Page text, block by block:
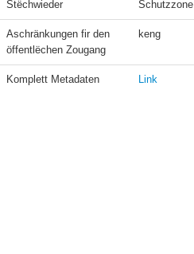
Stëchwieder Schutzzone
Aschränkungen fir den
öffentlëchen Zougang
keng
Komplett Metadaten Link